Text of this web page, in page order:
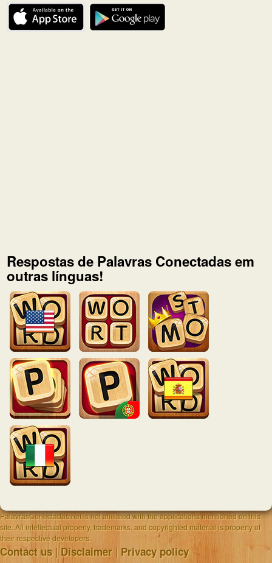
Respostas de Palavras Conectadas em
outras línguas!
PalavrasConectadas.net is not affiliated with the applications mentioned on this
site. All intellectual property, trademarks, and copyrighted material is property of
their respective developers.
Contact us|Disclaimer | Privacy policy